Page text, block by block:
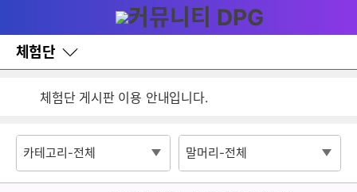
와
홈
체험단
바
로
기
어
창
글
잦은 오류, PC속도 잡자! PC안정화 위해 이건 꼭!
▶▶필독◀◀ 체험단 리뷰글 등록 안내